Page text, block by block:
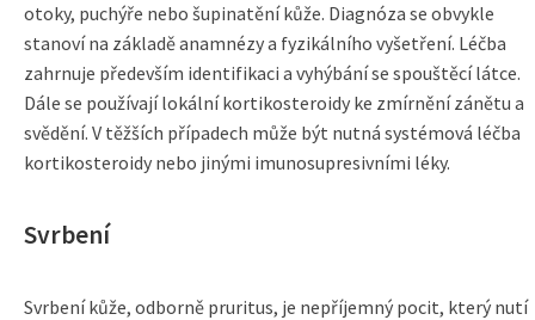
otoky, puchýře nebo šupinatění kůže. Diagnóza se obvykle
stanoví na základě anamnézy a fyzikálního vyšetření. Léčba
zahrnuje především identifikaci a vyhýbání se spouštěcí látce.
Dále se používají lokální kortikosteroidy ke zmírnění zánětu a
svědění. V těžších případech může být nutná systémová léčba
kortikosteroidy nebo jinými imunosupresivními léky.
Svrbení
Svrbení kůže, odborně pruritus, je nepříjemný pocit, který nutí